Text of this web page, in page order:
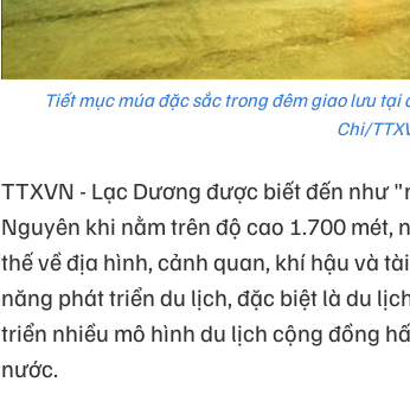
Tiết mục múa đặc sắc trong đêm giao lưu
Chi/
TTXVN - Lạc Dương được biết đến như
Nguyên khi nằm trên độ cao 1.700 mét,
thế về địa hình, cảnh quan, khí hậu và
năng phát triển du lịch, đặc biệt là du
triển nhiều mô hình du lịch cộng đồng
nước.